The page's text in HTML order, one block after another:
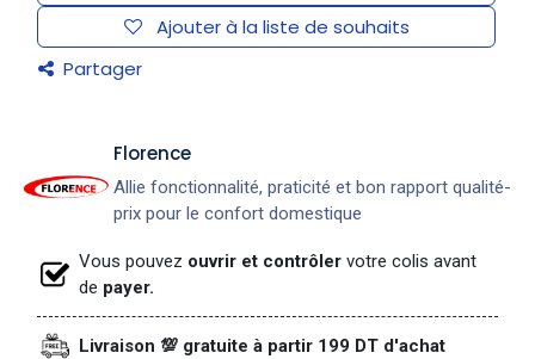
Ajouter à la liste de souhaits
Partager
​Florence
Allie fonctionnalité, praticité et bon rapport qualité-
prix pour le confort domestique
Vous pouvez ouvrir et contrôler votre colis avant
de payer.
Livraison 💯 gratuite à partir 199 DT d'achat